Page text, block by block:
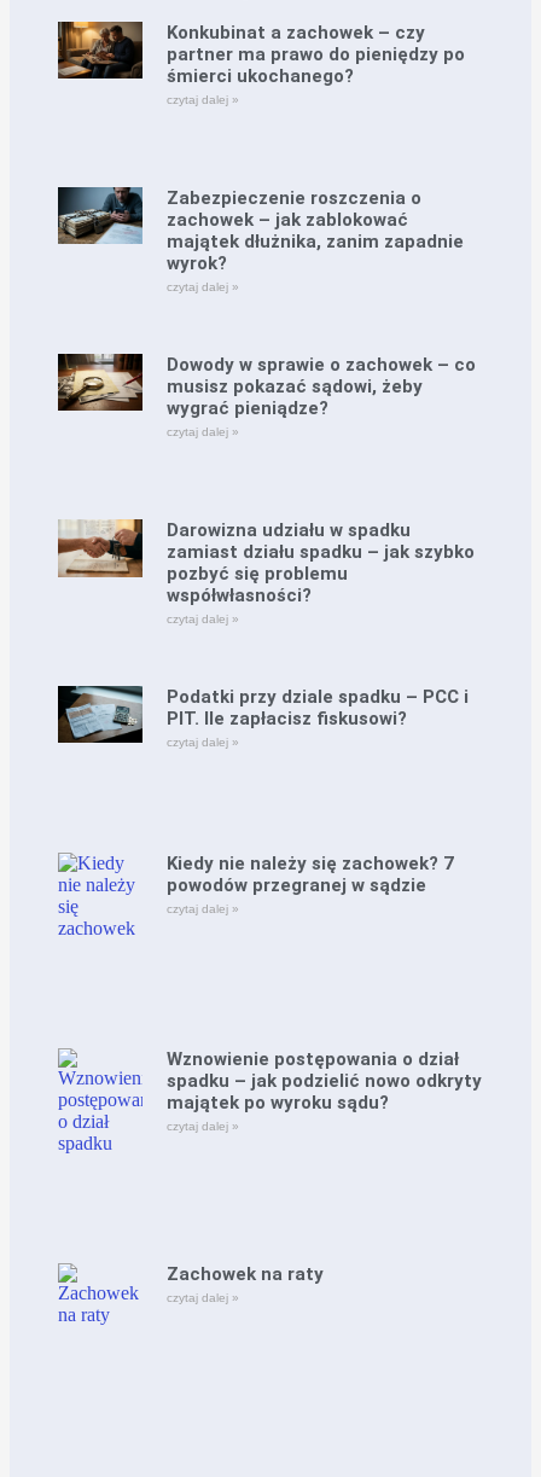
Konkubinat a zachowek – czy
partner ma prawo do pieniędzy po
śmierci ukochanego?
czytaj dalej »
Zabezpieczenie roszczenia o
zachowek – jak zablokować
majątek dłużnika, zanim zapadnie
wyrok?
czytaj dalej »
Dowody w sprawie o zachowek – co
musisz pokazać sądowi, żeby
wygrać pieniądze?
czytaj dalej »
Darowizna udziału w spadku
zamiast działu spadku – jak szybko
pozbyć się problemu
współwłasności?
czytaj dalej »
Podatki przy dziale spadku – PCC i
PIT. Ile zapłacisz fiskusowi?
czytaj dalej »
Kiedy nie należy się zachowek? 7
powodów przegranej w sądzie
czytaj dalej »
Wznowienie postępowania o dział
spadku – jak podzielić nowo odkryty
majątek po wyroku sądu?
czytaj dalej »
Zachowek na raty
czytaj dalej »